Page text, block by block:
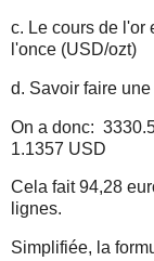
c. Le cours de l'or
l'once (USD/ozt)
d. Savoir faire
On a donc:
1.1357 USD
Cela fait 94,28
lignes.
Simplifiée, la